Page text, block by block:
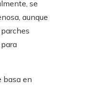
se
aunque
basa en